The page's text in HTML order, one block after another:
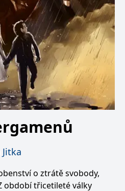
o ztrátě svobody,
období třicetileté války